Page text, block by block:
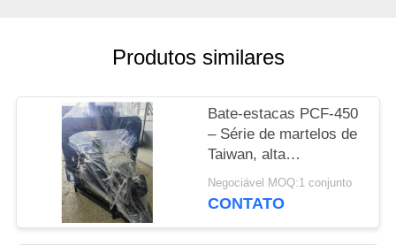
PEÇA
UMAS
CITAÇÕES
SITEMAP
Produtos similares
Bate-estacas PCF-450
– Série de martelos de
Taiwan, alta
intercambialidade de
peças e força de 535
Negociável MOQ:1 conjunto
CONTATO